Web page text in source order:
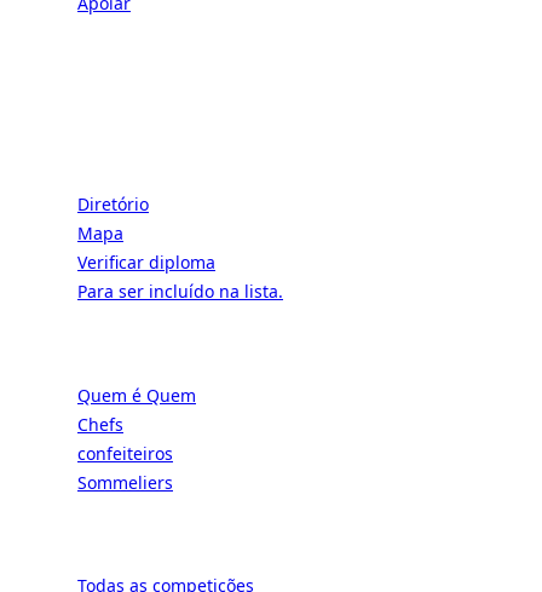
Diretório
Mapa
Verificar diploma
Para ser incluído na lista.
Quem é Quem
Chefs
confeiteiros
Sommeliers
Todas as competições